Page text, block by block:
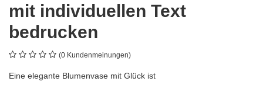
mit individuellen Text
bedrucken
(0 Kundenmeinungen)
Eine elegante Blumenvase mit Glück ist